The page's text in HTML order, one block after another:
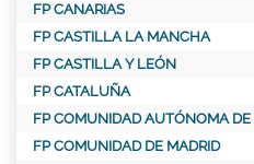
FP CANARIAS
FP CASTILLA LA MANCHA
FP CASTILLA Y LEÓN
FP CATALUÑA
FP COMUNIDAD AUTÓNOMA DE
FP COMUNIDAD DE MADRID